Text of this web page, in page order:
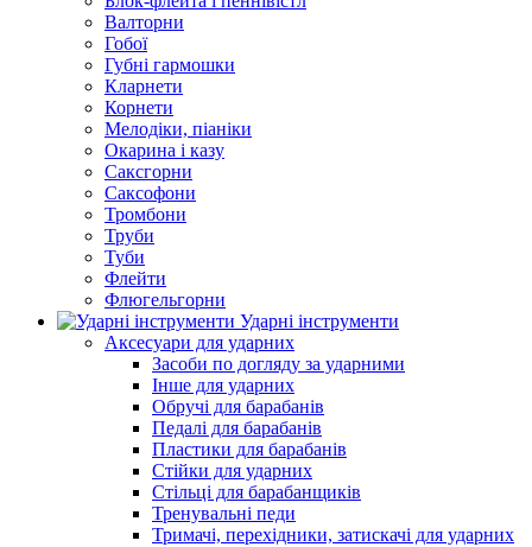
Валторни
Гобої
Губні гармошки
Кларнети
Корнети
Мелодіки, піаніки
Окарина і казу
Саксгорни
Саксофони
Тромбони
Труби
Туби
Флейти
Флюгельгорни
Ударні інструменти
Аксесуари для ударних
Засоби по догляду за ударними
Інше для ударних
Обручі для барабанів
Педалі для барабанів
Пластики для барабанів
Стійки для ударних
Стільці для барабанщиків
Тренувальні педи
Тримачі, перехідники, затискачі для ударних